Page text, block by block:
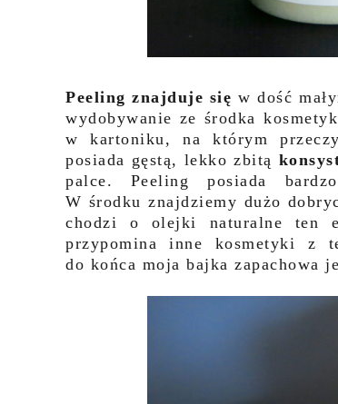
Peeling znajduje się w dość
wydobywanie ze środka
w kartoniku, na którym
posiada gęstą, lekko zbitą
palce. Peeling posiada
W środku znajdziemy dużo
chodzi o olejki naturalne
przypomina inne kosmetyki z
do końca moja bajka zapachowa